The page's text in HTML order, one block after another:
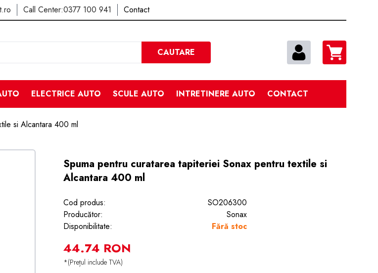
Call Center:0377 100 941 Contact
Cautare
CAUTARE
ELECTRICE AUTO SCULE AUTO INTRETINERE AUTO CONTACT
si Alcantara 400 ml
Spuma pentru curatarea tapiteriei Sonax pentru textile si
Alcantara 400 ml
Cod produs:
SO206300
Producător:
Sonax
Disponibilitate:
Fără stoc
44.74 RON
*(Prețul include TVA)